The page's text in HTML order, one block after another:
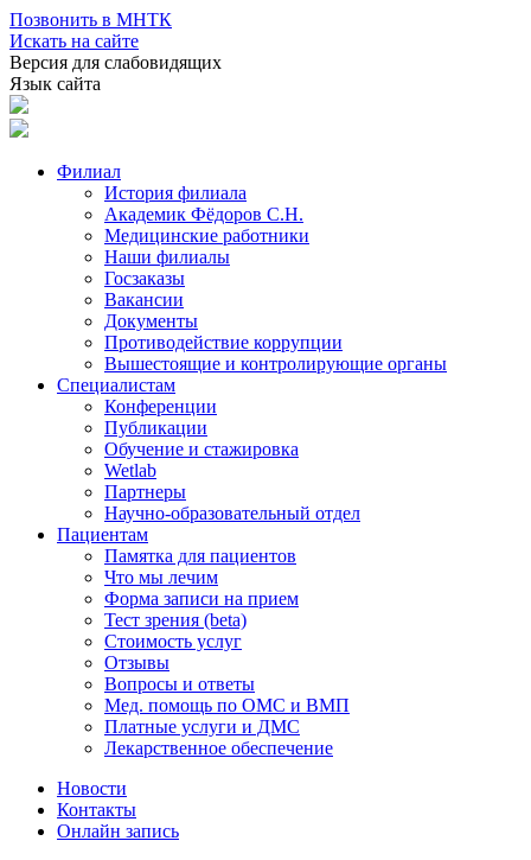
Позвонить в МНТК
Искать на сайте
Версия для слабовидящих
Язык сайта
Филиал
История филиала
Академик Фёдоров С.Н.
Медицинские работники
Наши филиалы
Госзаказы
Вакансии
Документы
Противодействие коррупции
Вышестоящие и контролирующие органы
Специалистам
Конференции
Публикации
Обучение и стажировка
Wetlab
Партнеры
Научно-образовательный отдел
Пациентам
Памятка для пациентов
Что мы лечим
Форма записи на прием
Тест зрения (beta)
Стоимость услуг
Отзывы
Вопросы и ответы
Мед. помощь по ОМС и ВМП
Платные услуги и ДМС
Лекарственное обеспечение
Новости
Контакты
Онлайн запись